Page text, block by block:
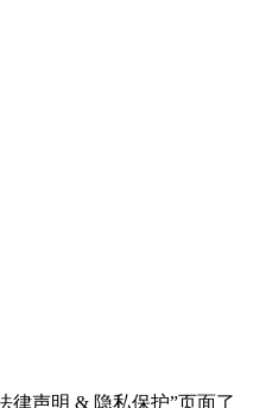
律声明 & 隐私保护”页面了